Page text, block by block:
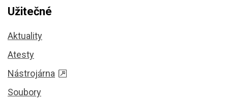
Užitečné
Aktuality
Atesty
Nástrojárna
Soubory